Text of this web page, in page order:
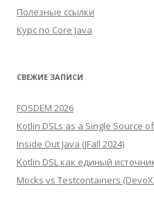
Полезные ссылки
Курс по Core Java
СВЕЖИЕ ЗАПИСИ
FOSDEM 2026
Kotlin DSLs as a Single Source
Inside Out Java (JFall 2024)
Kotlin DSL как единый
Mocks vs Testcontainers